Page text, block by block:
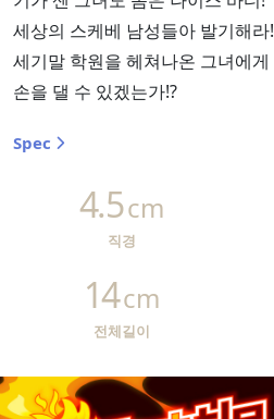
세상의 스케베 남성들아 발기해라!
세기말 학원을 헤쳐나온 그녀에게
손을 댈 수 있겠는가!?
Spec
직경
4.5cm
전체길이
14cm